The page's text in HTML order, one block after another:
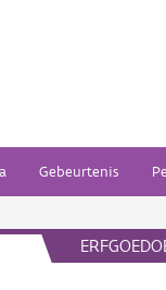
Gebeurtenis